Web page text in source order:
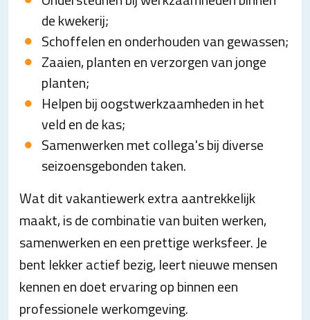
de kwekerij;
Schoffelen en onderhouden van gewassen;
Zaaien, planten en verzorgen van jonge
planten;
Helpen bij oogstwerkzaamheden in het
veld en de kas;
Samenwerken met collega's bij diverse
seizoensgebonden taken.
Wat dit vakantiewerk extra aantrekkelijk
maakt, is de combinatie van buiten werken,
samenwerken en een prettige werksfeer. Je
bent lekker actief bezig, leert nieuwe mensen
kennen en doet ervaring op binnen een
professionele werkomgeving.